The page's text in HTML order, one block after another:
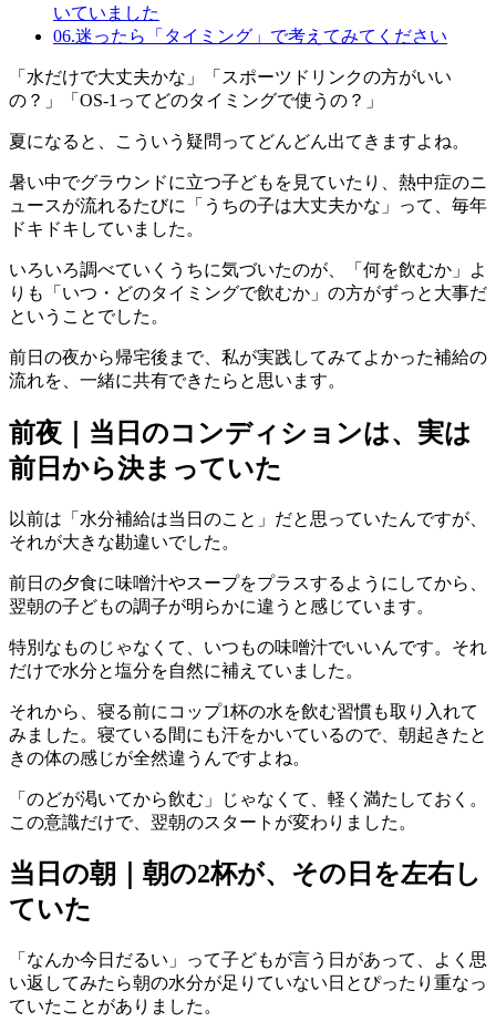
いていました
06.迷ったら「タイミング」で考えてみてください
「水だけで大丈夫かな」「スポーツドリンクの方がいい
の？」「OS-1ってどのタイミングで使うの？」
夏になると、こういう疑問ってどんどん出てきますよね。
暑い中でグラウンドに立つ子どもを見ていたり、熱中症のニ
ュースが流れるたびに「うちの子は大丈夫かな」って、毎年
ドキドキしていました。
いろいろ調べていくうちに気づいたのが、「何を飲むか」よ
りも「いつ・どのタイミングで飲むか」の方がずっと大事だ
ということでした。
前日の夜から帰宅後まで、私が実践してみてよかった補給の
流れを、一緒に共有できたらと思います。
前夜｜当日のコンディションは、実は
前日から決まっていた
以前は「水分補給は当日のこと」だと思っていたんですが、
それが大きな勘違いでした。
前日の夕食に味噌汁やスープをプラスするようにしてから、
翌朝の子どもの調子が明らかに違うと感じています。
特別なものじゃなくて、いつもの味噌汁でいいんです。それ
だけで水分と塩分を自然に補えていました。
それから、寝る前にコップ1杯の水を飲む習慣も取り入れて
みました。寝ている間にも汗をかいているので、朝起きたと
きの体の感じが全然違うんですよね。
「のどが渇いてから飲む」じゃなくて、軽く満たしておく。
この意識だけで、翌朝のスタートが変わりました。
当日の朝｜朝の2杯が、その日を左右し
ていた
「なんか今日だるい」って子どもが言う日があって、よく思
い返してみたら朝の水分が足りていない日とぴったり重なっ
ていたことがありました。